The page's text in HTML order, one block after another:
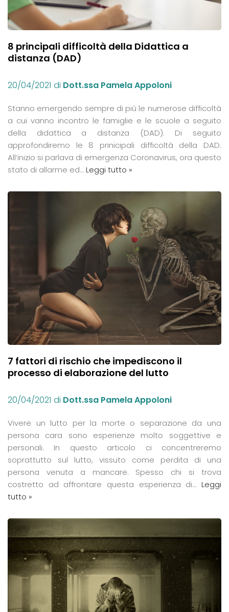
8 principali difficoltà della Didattica a
distanza (DAD)
20/04/2021 di Dott.ssa Pamela Appoloni
Stanno emergendo sempre di più le numerose difficoltà
a cui vanno incontro le famiglie e le scuole a seguito
della didattica a distanza (DAD). Di seguito
approfondiremo le 8 prinicipali difficoltà della DAD.
All’inizio si parlava di emergenza Coronavirus, ora questo
stato di allarme ed…Leggi tutto »
7 fattori di rischio che impediscono il
processo di elaborazione del lutto
20/04/2021 di Dott.ssa Pamela Appoloni
Vivere un lutto per la morte o separazione da una
persona cara sono esperienze molto soggettive e
personali. In questo articolo ci concentreremo
soprattutto sul lutto, vissuto come perdita di una
persona venuta a mancare. Spesso chi si trova
costretto ad affrontare questa esperienza di… Leggi
tutto »